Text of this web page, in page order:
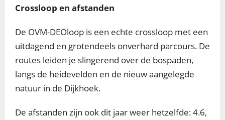
Crossloop en afstanden
De OVM-DEOloop is een echte crossloop met een
uitdagend en grotendeels onverhard parcours. De
routes leiden je slingerend over de bospaden,
langs de heidevelden en de nieuw aangelegde
natuur in de Dijkhoek.
De afstanden zijn ook dit jaar weer hetzelfde: 4.6,